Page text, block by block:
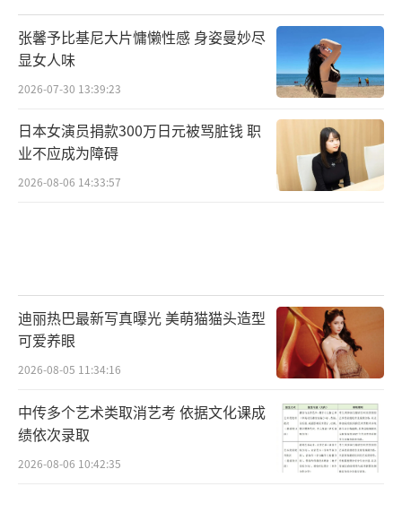
张馨予比基尼大片慵懒性感 身姿曼妙尽
显女人味
2026-07-30 13:39:23
日本女演员捐款300万日元被骂脏钱 职
业不应成为障碍
2026-08-06 14:33:57
迪丽热巴最新写真曝光 美萌猫猫头造型
可爱养眼
2026-08-05 11:34:16
中传多个艺术类取消艺考 依据文化课成
绩依次录取
2026-08-06 10:42:35